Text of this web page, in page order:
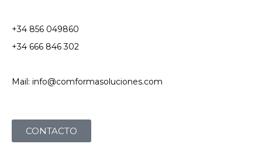
+34 856 049860
+34 666 846 302
Mail: info@comformasoluciones.com
CONTACTO